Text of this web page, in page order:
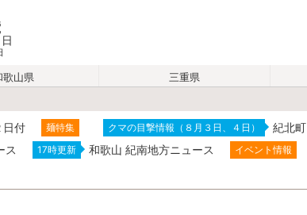
日
歌山県 三重県
日付 麺特集 クマの目撃情報（８月３日、４日） 紀北町
ス 17時更新 和歌山 紀南地方ニュース イベント情報